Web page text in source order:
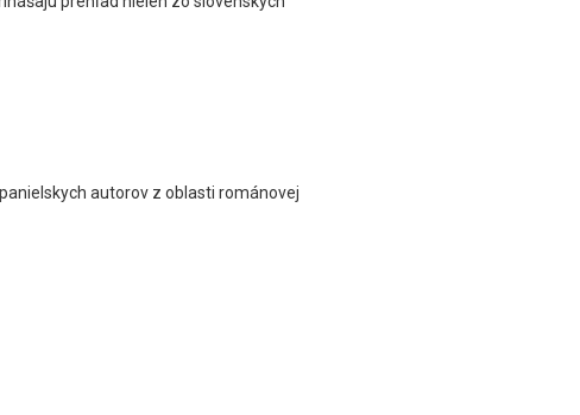
autorov z oblasti románovej